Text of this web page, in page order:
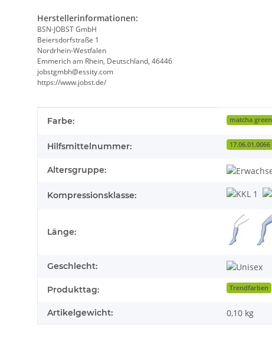
Herstellerinformationen:
BSN-JOBST GmbH
Beiersdorfstraße 1
Nordrhein-Westfalen
Emmerich am Rhein, Deutschland, 46446
jobstgmbh@essity.com
https://www.jobst.de/
Produkteigenschaft
Wert
Farbe: matcha green
Hilfsmittelnummer: 17.06.01.0066
Altersgruppe:
Kompressionsklasse:
Länge:
Geschlecht:
Produkttag: Trendfarben
Artikelgewicht: 0,10 kg